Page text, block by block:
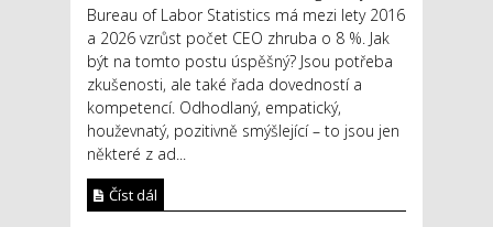
Bureau of Labor Statistics má mezi lety 2016
a 2026 vzrůst počet CEO zhruba o 8 %. Jak
být na tomto postu úspěšný? Jsou potřeba
zkušenosti, ale také řada dovedností a
kompetencí. Odhodlaný, empatický,
houževnatý, pozitivně smýšlející – to jsou jen
některé z ad...
Číst dál